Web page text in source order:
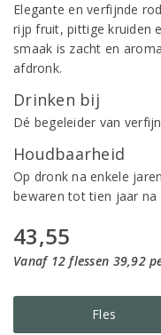
Elegante en verfijnde
rijp fruit, pittige kruiden
smaak is zacht en
afdronk.
Drinken bij
Dé begeleider van
Houdbaarheid
Op dronk na enkele
bewaren tot tien jaar na
43,55
Vanaf 12 flessen 39,92
Fles